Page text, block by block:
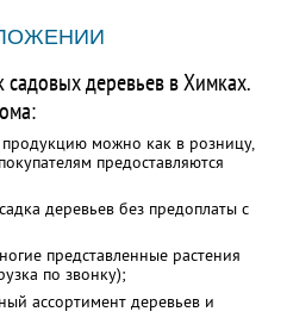
деревьев в Химках.
продукцию можно как в розницу,
предоставляются
деревьев без предоплаты с
представленные растения
по звонку);
ассортимент деревьев и